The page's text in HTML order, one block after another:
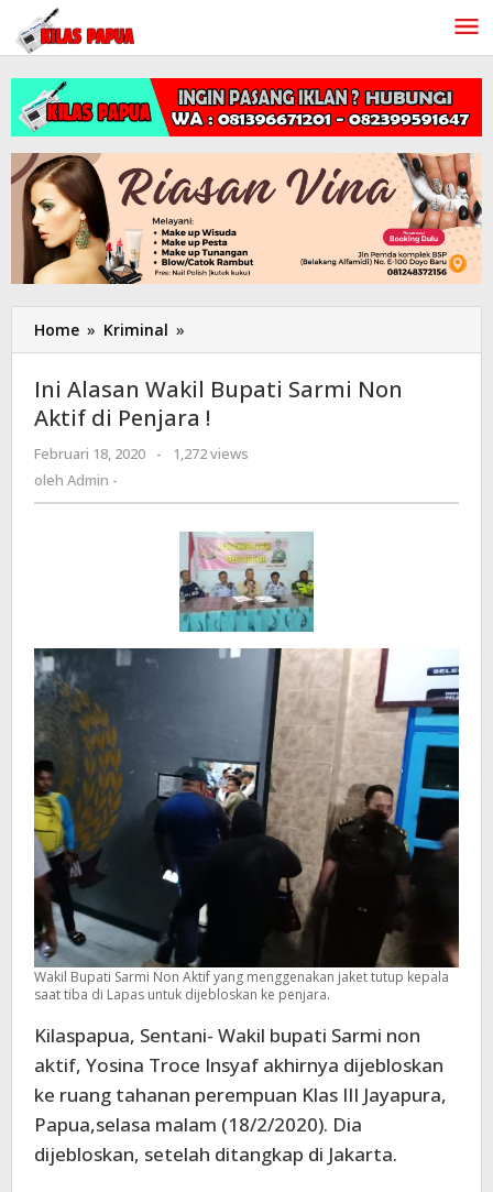
Lewati
konten
Home » Kriminal »
Alasan
Wakil
Bupati
Sarmi
Non
!
Ini Alasan Wakil Bupati Sarmi Non
Aktif di Penjara !
Februari 18, 2020
oleh
-
1,272 views
oleh Admin -
Wakil Bupati Sarmi Non Aktif yang menggenakan jaket tutup kepala
saat tiba di Lapas untuk dijebloskan ke penjara.
Kilaspapua, Sentani- Wakil bupati Sarmi non
aktif, Yosina Troce Insyaf akhirnya dijebloskan
ke ruang tahanan perempuan Klas III Jayapura,
Papua,selasa malam (18/2/2020). Dia
dijebloskan, setelah ditangkap di Jakarta.